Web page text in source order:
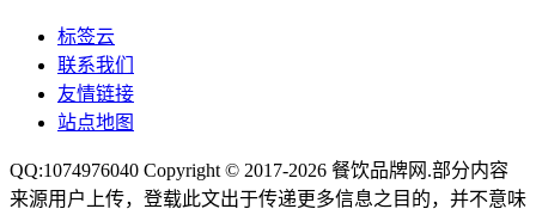
标签云
联系我们
友情链接
站点地图
QQ:1074976040 Copyright © 2017-2026 餐饮品牌网 .部分内容
来源用户上传，登载此文出于传递更多信息之目的，并不意味